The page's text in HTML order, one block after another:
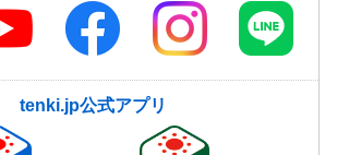
tenki.jp公式アプリ